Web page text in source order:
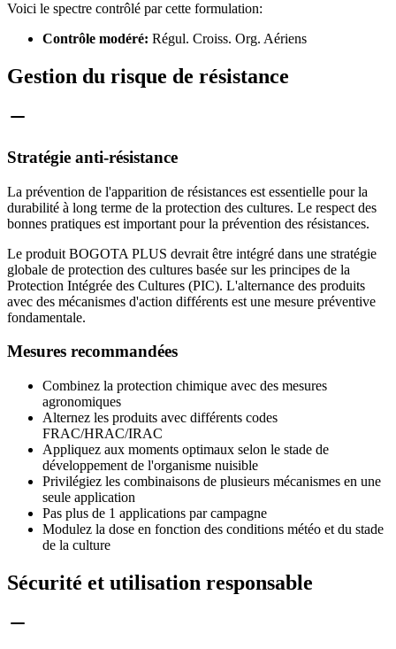
Voici le spectre contrôlé par cette formulation:
Contrôle modéré: Régul. Croiss. Org. Aériens
Gestion du risque de résistance
Stratégie anti-résistance
La prévention de l'apparition de résistances est essentielle pour la
durabilité à long terme de la protection des cultures. Le respect des
bonnes pratiques est important pour la prévention des résistances.
Le produit BOGOTA PLUS devrait être intégré dans une stratégie
globale de protection des cultures basée sur les principes de la
Protection Intégrée des Cultures (PIC). L'alternance des produits
avec des mécanismes d'action différents est une mesure préventive
fondamentale.
Mesures recommandées
Combinez la protection chimique avec des mesures
agronomiques
Alternez les produits avec différents codes
FRAC/HRAC/IRAC
Appliquez aux moments optimaux selon le stade de
développement de l'organisme nuisible
Privilégiez les combinaisons de plusieurs mécanismes en une
seule application
Pas plus de 1 applications par campagne
Modulez la dose en fonction des conditions météo et du stade
de la culture
Sécurité et utilisation responsable